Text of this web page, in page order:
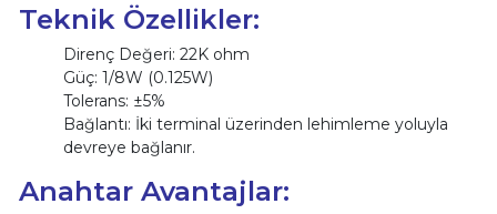
Teknik Özellikler:
Direnç Değeri: 22K ohm
Güç: 1/8W (0.125W)
Tolerans: ±5%
Bağlantı: İki terminal üzerinden lehimleme yoluyla
devreye bağlanır.
Anahtar Avantajlar: